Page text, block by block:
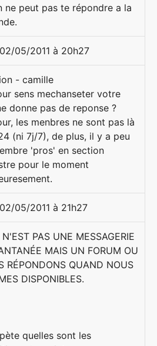
ne peut pas te répondre a la
05/2011 à 20h27
- camille
sens mechanseter votre
donne pas de reponse ?
les menbres ne sont pas là
(ni 7j/7), de plus, il y a peu
'pros' en section
pour le moment
05/2011 à 21h27
PAS UNE MESSAGERIE
MAIS UN FORUM OU
RÉPONDONS QUAND NOUS
DISPONIBLES.
quelles sont les